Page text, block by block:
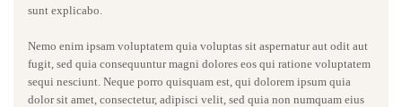
sunt explicabo.
Nemo enim ipsam voluptatem quia voluptas sit aspernatur aut odit aut
fugit, sed quia consequuntur magni dolores eos qui ratione voluptatem
sequi nesciunt. Neque porro quisquam est, qui dolorem ipsum quia
dolor sit amet, consectetur, adipisci velit, sed quia non numquam eius